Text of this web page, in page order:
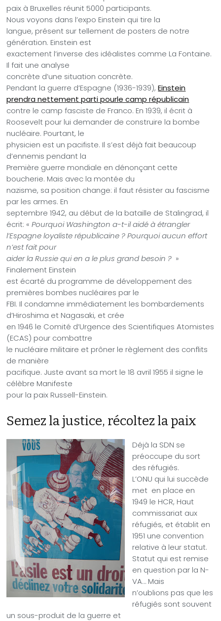
paix à Bruxelles réunit 5000 participants.
Nous voyons dans l’expo Einstein qui tire la
langue, présent sur tellement de posters de notre
génération. Einstein est
exactement l’inverse des idéalistes comme La Fontaine.
Il fait une analyse
concrète d’une situation concrète.
Pendant la guerre d’Espagne (1936-1939),Einstein
prendra nettement parti pourle camp républicain
contre le camp fasciste de Franco. En 1939, il écrit à
Roosevelt pour lui demander de construire la bombe
nucléaire. Pourtant, le
physicien est un pacifiste. Il s’est déjà fait beaucoup
d’ennemis pendant la
Première guerre mondiale en dénonçant cette
boucherie. Mais avec la montée du
nazisme, sa position change: il faut résister au fascisme
par les armes. En
septembre 1942, au début de la bataille de Stalingrad, il
écrit: «Pourquoi Washington a-t-il aidé à étrangler
l’Espagne loyaliste républicaine ? Pourquoi aucun effort
n’est fait pour
aider la Russie qui en a le plus grand besoin ? »
Finalement Einstein
est écarté du programme de développement des
premières bombes nucléaires par le
FBI. Il condamne immédiatement les bombardements
d’Hiroshima et Nagasaki, et crée
en 1946 le Comité d’Urgence des Scientifiques Atomistes
(ECAS) pour combattre
le nucléaire militaire et prôner le règlement des conflits
de manière
pacifique. Juste avant sa mort le 18 avril 1955 il signe le
célèbre Manifeste
pour la paix Russell-Einstein.
Semez la justice, récoltez la paix
Déjà la SDN se
préoccupe du sort
des réfugiés.
L’ONU qui lui succède
met en place en
1949 le HCR, Haut
commissariat aux
réfugiés, et établit en
1951 une convention
relative à leur statut.
Statut qui est remise
en question par la N-
VA… Mais
n’oublions pas que les
réfugiés sont souvent
un sous-produit de la guerre et